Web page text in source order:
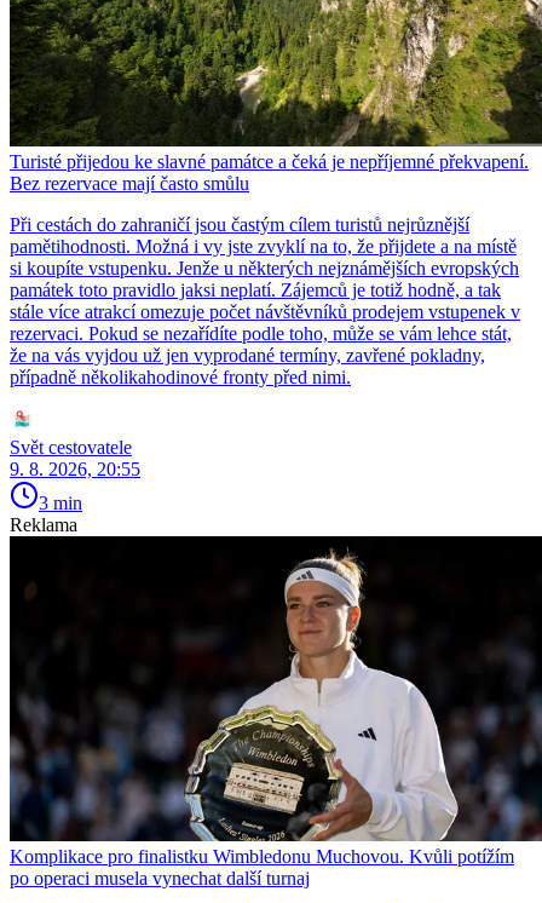
Turisté přijedou ke slavné památce a čeká je nepříjemné překvapení.
Bez rezervace mají často smůlu
Při cestách do zahraničí jsou častým cílem turistů nejrůznější
pamětihodnosti. Možná i vy jste zvyklí na to, že přijdete a na místě
si koupíte vstupenku. Jenže u některých nejznámějších evropských
památek toto pravidlo jaksi neplatí. Zájemců je totiž hodně, a tak
stále více atrakcí omezuje počet návštěvníků prodejem vstupenek v
rezervaci. Pokud se nezařídíte podle toho, může se vám lehce stát,
že na vás vyjdou už jen vyprodané termíny, zavřené pokladny,
případně několikahodinové fronty před nimi.
Svět cestovatele
9. 8. 2026, 20:55
3 min
Reklama
Komplikace pro finalistku Wimbledonu Muchovou. Kvůli potížím
po operaci musela vynechat další turnaj